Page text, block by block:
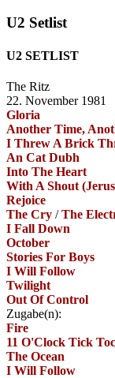
U2 Setlist
U2 SETLIST
The Ritz
22. November 1981
Gloria
Another Time,
I Threw A Brick
An Cat Dubh
Into The Heart
With A Shout
Rejoice
The Cry /The
I Fall Down
October
Stories For Boys
I Will Follow
Twilight
Out Of Control
Zugabe(n):
Fire
11 O'Clock Tick
The Ocean
I Will Follow